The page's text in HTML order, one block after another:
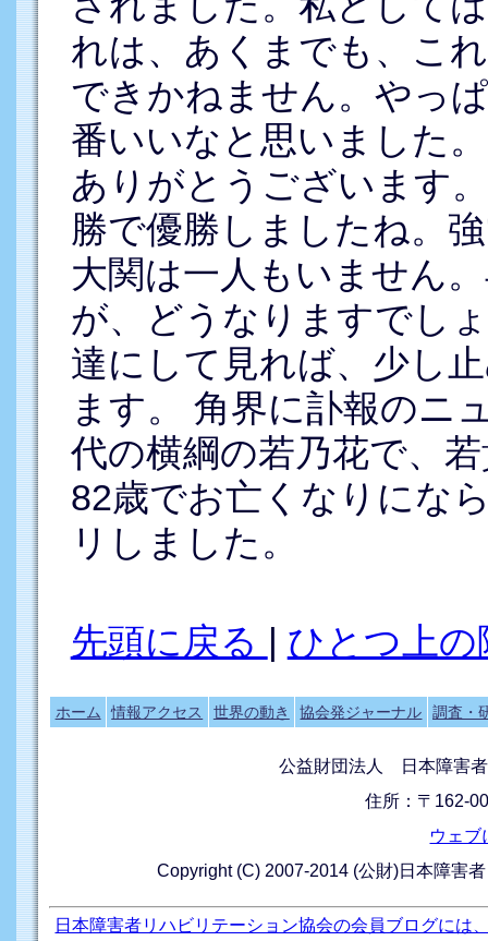
れは、あくまでも、こ
できかねません。やっ
番いいなと思いました
ありがとうございます
勝で優勝しましたね。
大関は一人もいません
が、どうなりますでし
達にして見れば、少し
ます。 角界に訃報のニ
代の横綱の若乃花で、
82歳でお亡くなりにな
リしました。
先頭に戻る | ひとつ上の
ホーム 情報アクセス 世界の動き 協会発ジャーナル 調査・
公益財団法人 日本障害
住所：〒162-
ウェブ
Copyright (C) 2007-2014 (公財)日本障害
日本障害者リハビリテーション協会の会員ブログには